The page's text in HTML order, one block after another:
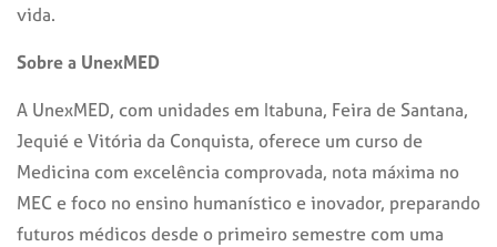
vida.
Sobre a UnexMED
A UnexMED, com unidades em Itabuna, Feira de Santana,
Jequié e Vitória da Conquista, oferece um curso de
Medicina com excelência comprovada, nota máxima no
MEC e foco no ensino humanístico e inovador, preparando
futuros médicos desde o primeiro semestre com uma